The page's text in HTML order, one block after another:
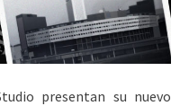
presentan su nuevo